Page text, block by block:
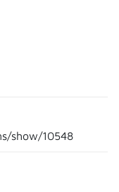
show/10548